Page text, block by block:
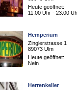
Heute geöffnet:
11:00 Uhr - 23:00
Hemperium
Zinglerstrasse 1
89073 Ulm
Heute geöffnet:
Nein
Herrenkeller